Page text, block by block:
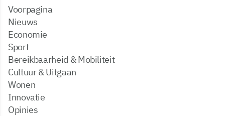
Voorpagina
Nieuws
Economie
Sport
Bereikbaarheid & Mobiliteit
Cultuur & Uitgaan
Wonen
Innovatie
Opinies